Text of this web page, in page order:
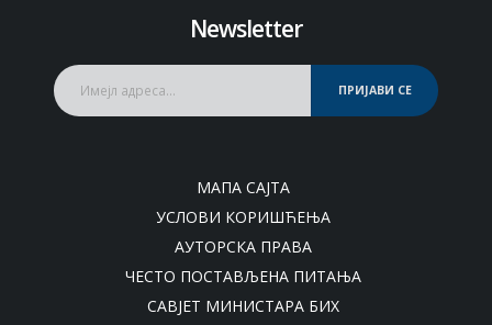
Newsletter
ПРИЈАВИ СЕ
МАПА САЈТА
УСЛОВИ КОРИШЋЕЊА
АУТОРСКА ПРАВА
ЧЕСТО ПОСТАВЉЕНА ПИТАЊА
САВЈЕТ МИНИСТАРА БИХ